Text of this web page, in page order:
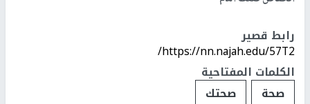
رابط قصير
https://nn.najah.edu/57T2/
الكلمات المفتاحية
صحة
صحتك